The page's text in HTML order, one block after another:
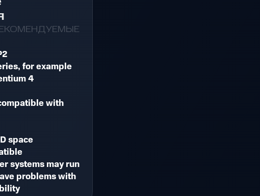
for example
4
with
space
systems may run
problems with